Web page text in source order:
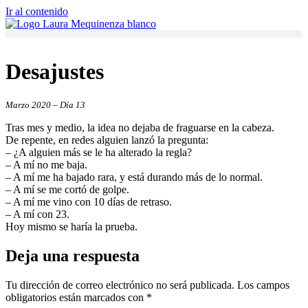
Ir al contenido
Desajustes
Marzo 2020 – Día 13
Tras mes y medio, la idea no dejaba de fraguarse en la cabeza.
De repente, en redes alguien lanzó la pregunta:
– ¿A alguien más se le ha alterado la regla?
– A mí no me baja.
– A mí me ha bajado rara, y está durando más de lo normal.
– A mí se me cortó de golpe.
– A mí me vino con 10 días de retraso.
– A mí con 23.
Hoy mismo se haría la prueba.
Deja una respuesta
Tu dirección de correo electrónico no será publicada. Los campos
obligatorios están marcados con *